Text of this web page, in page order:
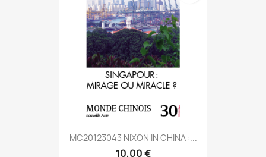
MC20123043 NIXON IN CHINA :...
10,00 €